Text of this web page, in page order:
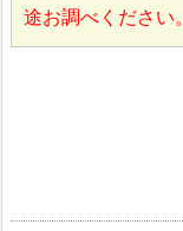
途お調べください。